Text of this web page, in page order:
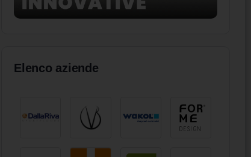
Elenco aziende